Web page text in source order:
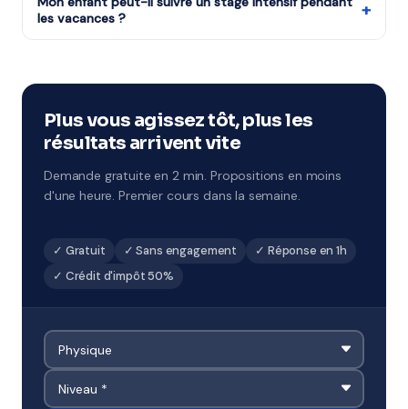
les vacances ?
+
ciblé. À Tarbes et environs.
Plus vous agissez tôt, plus les
résultats arrivent vite
Demande gratuite en 2 min. Propositions en moins
d'une heure. Premier cours dans la semaine.
✓ Gratuit ✓ Sans engagement
✓ Réponse en 1h
✓ Crédit d'impôt 50%